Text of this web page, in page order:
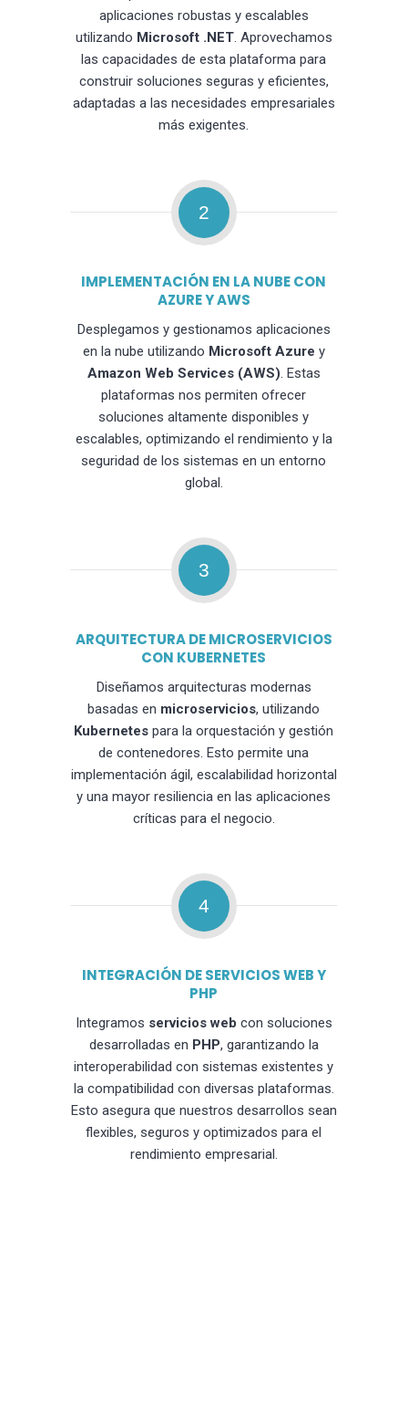
aplicaciones robustas y escalables
utilizando Microsoft .NET. Aprovechamos
las capacidades de esta plataforma para
construir soluciones seguras y eficientes,
adaptadas a las necesidades empresariales
más exigentes.
2
IMPLEMENTACIÓN EN LA NUBE CON
AZURE Y AWS
Desplegamos y gestionamos aplicaciones
en la nube utilizando Microsoft Azure y
Amazon Web Services (AWS). Estas
plataformas nos permiten ofrecer
soluciones altamente disponibles y
escalables, optimizando el rendimiento y la
seguridad de los sistemas en un entorno
global.
3
ARQUITECTURA DE MICROSERVICIOS
CON KUBERNETES
Diseñamos arquitecturas modernas
basadas en microservicios, utilizando
Kubernetes para la orquestación y gestión
de contenedores. Esto permite una
implementación ágil, escalabilidad horizontal
y una mayor resiliencia en las aplicaciones
críticas para el negocio.
4
INTEGRACIÓN DE SERVICIOS WEB Y
PHP
Integramos servicios web con soluciones
desarrolladas en PHP, garantizando la
interoperabilidad con sistemas existentes y
la compatibilidad con diversas plataformas.
Esto asegura que nuestros desarrollos sean
flexibles, seguros y optimizados para el
rendimiento empresarial.